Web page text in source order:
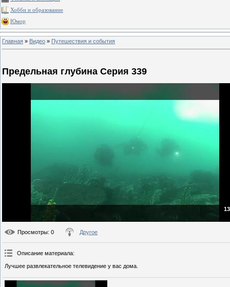
Хобби и образование
Юмор
Главная » Видео » Путешествия и события
Предельная глубина Серия 339
Просмотры: 0 Другое
Описание материала:
Лучшее развлекательное телевидение у вас дома.